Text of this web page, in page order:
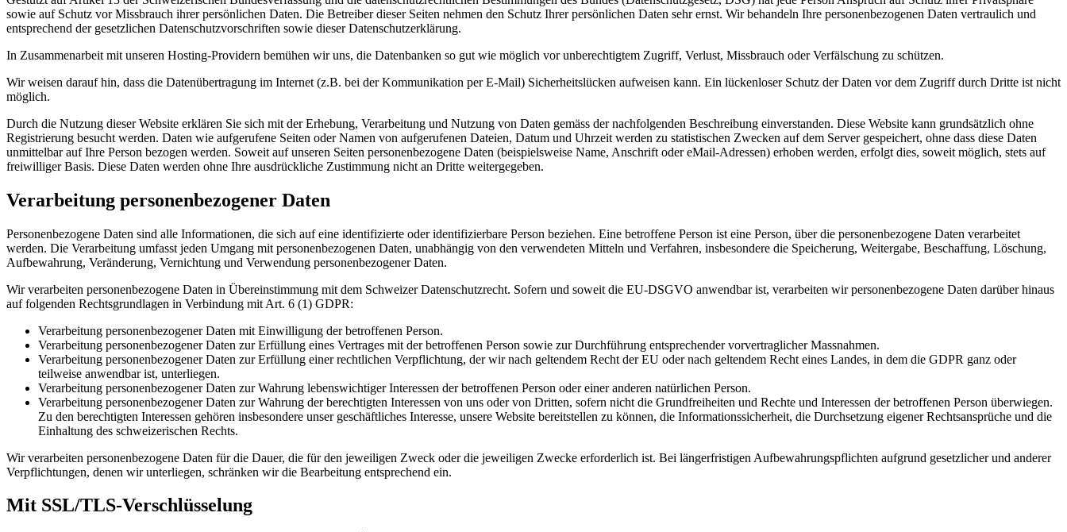
sowie auf Schutz vor Missbrauch ihrer persönlichen Daten. Die Betreiber dieser Seiten nehmen den Schutz Ihrer persönlichen Daten sehr ernst. Wir behandeln Ihre personenbezogenen Daten vertraulich und
entsprechend der gesetzlichen Datenschutzvorschriften sowie dieser Datenschutzerklärung.
In Zusammenarbeit mit unseren Hosting-Providern bemühen wir uns, die Datenbanken so gut wie möglich vor unberechtigtem Zugriff, Verlust, Missbrauch oder Verfälschung zu schützen.
Wir weisen darauf hin, dass die Datenübertragung im Internet (z.B. bei der Kommunikation per E-Mail) Sicherheitslücken aufweisen kann. Ein lückenloser Schutz der Daten vor dem Zugriff durch Dritte ist nicht
möglich.
Durch die Nutzung dieser Website erklären Sie sich mit der Erhebung, Verarbeitung und Nutzung von Daten gemäss der nachfolgenden Beschreibung einverstanden. Diese Website kann grundsätzlich ohne
Registrierung besucht werden. Daten wie aufgerufene Seiten oder Namen von aufgerufenen Dateien, Datum und Uhrzeit werden zu statistischen Zwecken auf dem Server gespeichert, ohne dass diese Daten
unmittelbar auf Ihre Person bezogen werden. Soweit auf unseren Seiten personenbezogene Daten (beispielsweise Name, Anschrift oder eMail-Adressen) erhoben werden, erfolgt dies, soweit möglich, stets auf
freiwilliger Basis. Diese Daten werden ohne Ihre ausdrückliche Zustimmung nicht an Dritte weitergegeben.
Verarbeitung personenbezogener Daten
Personenbezogene Daten sind alle Informationen, die sich auf eine identifizierte oder identifizierbare Person beziehen. Eine betroffene Person ist eine Person, über die personenbezogene Daten verarbeitet
werden. Die Verarbeitung umfasst jeden Umgang mit personenbezogenen Daten, unabhängig von den verwendeten Mitteln und Verfahren, insbesondere die Speicherung, Weitergabe, Beschaffung, Löschung,
Aufbewahrung, Veränderung, Vernichtung und Verwendung personenbezogener Daten.
Wir verarbeiten personenbezogene Daten in Übereinstimmung mit dem Schweizer Datenschutzrecht. Sofern und soweit die EU-DSGVO anwendbar ist, verarbeiten wir personenbezogene Daten darüber hinaus
auf folgenden Rechtsgrundlagen in Verbindung mit Art. 6 (1) GDPR:
Verarbeitung personenbezogener Daten mit Einwilligung der betroffenen Person.
Verarbeitung personenbezogener Daten zur Erfüllung eines Vertrages mit der betroffenen Person sowie zur Durchführung entsprechender vorvertraglicher Massnahmen.
Verarbeitung personenbezogener Daten zur Erfüllung einer rechtlichen Verpflichtung, der wir nach geltendem Recht der EU oder nach geltendem Recht eines Landes, in dem die GDPR ganz oder
teilweise anwendbar ist, unterliegen.
Verarbeitung personenbezogener Daten zur Wahrung lebenswichtiger Interessen der betroffenen Person oder einer anderen natürlichen Person.
Verarbeitung personenbezogener Daten zur Wahrung der berechtigten Interessen von uns oder von Dritten, sofern nicht die Grundfreiheiten und Rechte und Interessen der betroffenen Person überwiegen.
Zu den berechtigten Interessen gehören insbesondere unser geschäftliches Interesse, unsere Website bereitstellen zu können, die Informationssicherheit, die Durchsetzung eigener Rechtsansprüche und die
Einhaltung des schweizerischen Rechts.
Wir verarbeiten personenbezogene Daten für die Dauer, die für den jeweiligen Zweck oder die jeweiligen Zwecke erforderlich ist. Bei längerfristigen Aufbewahrungspflichten aufgrund gesetzlicher und anderer
Verpflichtungen, denen wir unterliegen, schränken wir die Bearbeitung entsprechend ein.
Mit SSL/TLS-Verschlüsselung